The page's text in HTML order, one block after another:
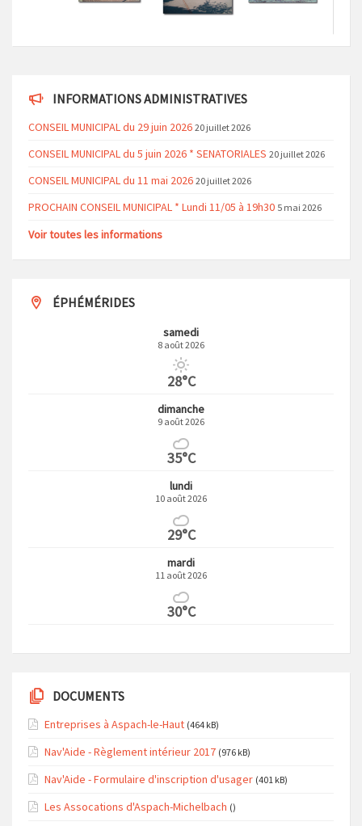
INFORMATIONS ADMINISTRATIVES
CONSEIL MUNICIPAL du 29 juin 2026 20 juillet 2026
CONSEIL MUNICIPAL du 5 juin 2026 * SENATORIALES 20 juillet 2026
CONSEIL MUNICIPAL du 11 mai 2026 20 juillet 2026
PROCHAIN CONSEIL MUNICIPAL * Lundi 11/05 à 19h30 5 mai 2026
Voir toutes les informations
ÉPHÉMÉRIDES
samedi
8 août 2026
28°C
dimanche
9 août 2026
35°C
lundi
10 août 2026
29°C
mardi
11 août 2026
30°C
DOCUMENTS
Entreprises à Aspach-le-Haut (464 kB)
Nav'Aide - Règlement intérieur 2017 (976 kB)
Nav'Aide - Formulaire d'inscription d'usager (401 kB)
Les Assocations d'Aspach-Michelbach ()